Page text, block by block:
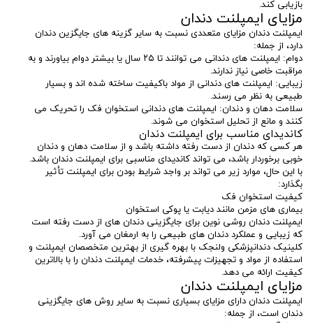
بازیابی کند.
مزایای ایمپلنت دندان
ایمپلنت دندان مزایای متعددی نسبت به سایر گزینه های جایگزین دندان
دارد، از جمله:
دوام: ایمپلنت های دندانی می توانند تا ۲۵ سال یا بیشتر دوام بیاورند و به
مراقبت خاصی نیاز ندارند.
زیبایی: ایمپلنت های دندانی از مواد باکیفیت ساخته شده اند و بسیار
طبیعی به نظر می رسند.
سلامت دهان و دندان: ایمپلنت های دندانی استخوان فک را تحریک می
کنند و مانع از تحلیل استخوان می شوند.
کاندیدای مناسب برای ایمپلنت دندان
هر کسی که دندان از دست رفته داشته باشد و از سلامت دهان و دندان
خوبی برخوردار باشد، می تواند کاندیدای مناسبی برای ایمپلنت دندان باشد.
با این حال، موارد زیر می تواند بر واجد شرایط بودن برای ایمپلنت تأثیر
بگذارد:
کیفیت استخوان فک
بیماری های مزمن مانند دیابت یا پوکی استخوان
ایمپلنت دندان روشی نوین برای جایگزینی دندان های از دست رفته است
که زیبایی و عملکرد دندان های طبیعی را به ارمغان می آورد.
کلینیک دندانپزشکی ولنجک با بهره گیری از بهترین متخصصان ایمپلنت و
استفاده از مواد و تجهیزات پیشرفته، خدمات ایمپلنت دندان را با بالاترین
کیفیت ارائه می دهد.
مزایای ایمپلنت دندان
ایمپلنت دندان دارای مزایای بسیاری نسبت به سایر روش های جایگزینی
دندان است، از جمله: